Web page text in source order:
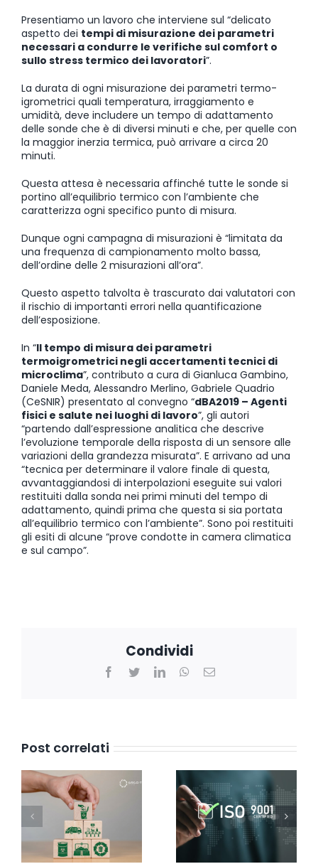
Presentiamo un lavoro che interviene sul “delicato
aspetto dei tempi di misurazione dei parametri
necessari a condurre le verifiche sul comfort o
sullo stress termico dei lavoratori”.
La durata di ogni misurazione dei parametri termo-
igrometrici quali temperatura, irraggiamento e
umidità, deve includere un tempo di adattamento
delle sonde che è di diversi minuti e che, per quelle con
la maggior inerzia termica, può arrivare a circa 20
minuti.
Questa attesa è necessaria affinché tutte le sonde si
portino all’equilibrio termico con l’ambiente che
caratterizza ogni specifico punto di misura.
Dunque ogni campagna di misurazioni è “limitata da
una frequenza di campionamento molto bassa,
dell’ordine delle 2 misurazioni all’ora”.
Questo aspetto talvolta è trascurato dai valutatori con
il rischio di importanti errori nella quantificazione
dell’esposizione.
In “Il tempo di misura dei parametri
termoigrometrici negli accertamenti tecnici di
microclima”, contributo a cura di Gianluca Gambino,
Daniele Meda, Alessandro Merlino, Gabriele Quadrio
(CeSNIR) presentato al convegno “dBA2019 – Agenti
fisici e salute nei luoghi di lavoro”, gli autori
“partendo dall’espressione analitica che descrive
l’evoluzione temporale della risposta di un sensore alle
variazioni della grandezza misurata”. E arrivano ad una
“tecnica per determinare il valore finale di questa,
avvantaggiandosi di interpolazioni eseguite sui valori
restituiti dalla sonda nei primi minuti del tempo di
adattamento, quindi prima che questa si sia portata
all’equilibrio termico con l’ambiente”. Sono poi restituiti
gli esiti di alcune “prove condotte in camera climatica
e sul campo”.
Condividi
Facebook
TwitterLinkedInWhatsApp
Email
Post correlati